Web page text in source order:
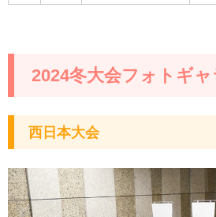
2024冬大会フォトギ
西日本大会